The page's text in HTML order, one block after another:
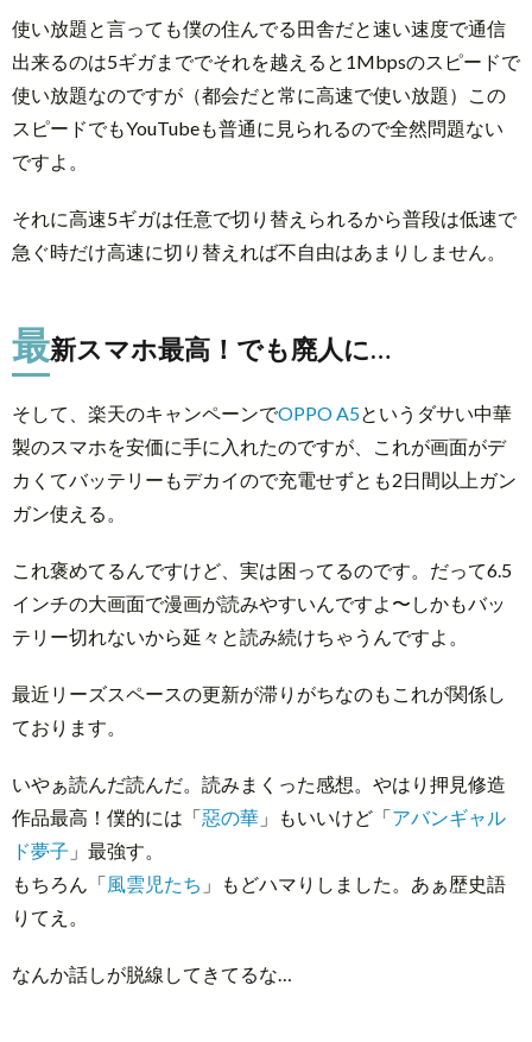
2.
最新
スマ
ホ最
高！
でも
に…
天
モ
イ
ル
の
良
い
と
こ
悪
い
こ
⭕良
いと
ころ
3.0.2.
ろ
使い放題と言っても僕の住んでる田舎だと速い速度で通信
出来るのは5ギガまででそれを越えると1Mbpsのスピードで
使い放題なのですが（都会だと常に高速で使い放題）この
スピードでもYouTubeも普通に見られるので全然問題ない
ですよ。
それに高速5ギガは任意で切り替えられるから普段は低速で
急ぐ時だけ高速に切り替えれば不自由はあまりしません。
最新スマホ最高！でも廃人に…
そして、楽天のキャンペーンでOPPO A5というダサい中華
製のスマホを安価に手に入れたのですが、これが画面がデ
カくてバッテリーもデカイので充電せずとも2日間以上ガン
ガン使える。
これ褒めてるんですけど、実は困ってるのです。だって6.5
インチの大画面で漫画が読みやすいんですよ〜しかもバッ
テリー切れないから延々と読み続けちゃうんですよ。
最近リーズスペースの更新が滞りがちなのもこれが関係し
ております。
いやぁ読んだ読んだ。読みまくった感想。やはり押見修造
作品最高！僕的には「惡の華 」もいいけど「アバンギャル
ド夢子 」最強す。
もちろん「風雲児たち 」もどハマりしました。あぁ歴史語
りてえ。
なんか話しが脱線してきてるな…